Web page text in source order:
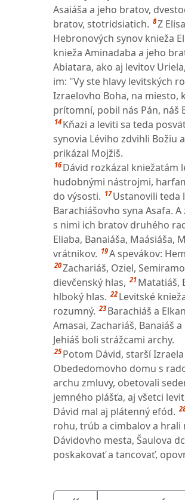
Asaiáša a jeho bratov,
bratov, stotridsiatich. 8Z
Hebronových synov knieža
knieža Aminadaba a jeho
Abiatara, ako aj levitov
im: "Vy ste hlavy levitských
Izraelovho Boha, na miesto,
prítomní, pobil nás Pán, náš
14 Kňazi a leviti sa teda
synovia Léviho zdvihli Božiu
prikázal Mojžiš.
16 Dávid rozkázal kniežatám
hudobnými nástrojmi,
do výsosti. 17 Ustanovili teda
Barachiášovho syna Asafa.
s nimi ich bratov druhého
Eliaba, Banaiáša, Maásiáša,
vrátnikov. 19A spevákov:
20Zachariáš, Oziel,
dievčenský hlas, 21 Matatiáš,
hlboký hlas. 22 Levitské
rozumný. 23 Barachiáš a
Amasai, Zachariáš, Banaiáš
Jehiáš boli strážcami archy.
25 Potom Dávid, starší
Obededomovho domu s
archu zmluvy, obetovali
jemného plášťa, aj všetci
Dávid mal aj plátenný efód.
rohu, trúb a cimbalov a hrali
Dávidovho mesta, Šaulova
poskakovať a tancovať,